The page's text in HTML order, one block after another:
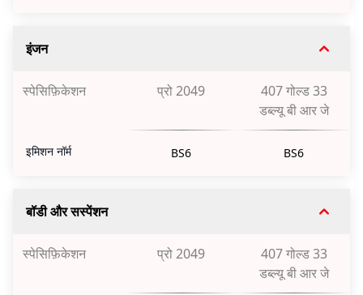
इंजन
स्पेसिफ़िकेशन प्रो 2049
407 गोल्ड 33
डब्ल्यू बी आर जे
इमिशन नॉर्म BS6 BS6
बॉडी और सस्पेंशन
स्पेसिफ़िकेशन प्रो 2049
407 गोल्ड 33
डब्ल्यू बी आर जे